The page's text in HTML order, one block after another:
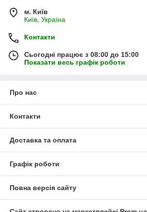
м. Київ
Київ, Україна
Контакти
Сьогодні працює з 08:00 до 15:00
Показати весь графік роботи
Про нас
Контакти
Доставка та оплата
Графік роботи
Повна версія сайту